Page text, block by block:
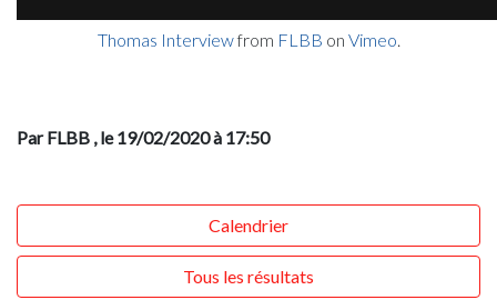
Thomas Interviewfrom FLBB on Vimeo
Par FLBB , le 19/02/2020 à 17:50
Calendrier
Tous les résultats